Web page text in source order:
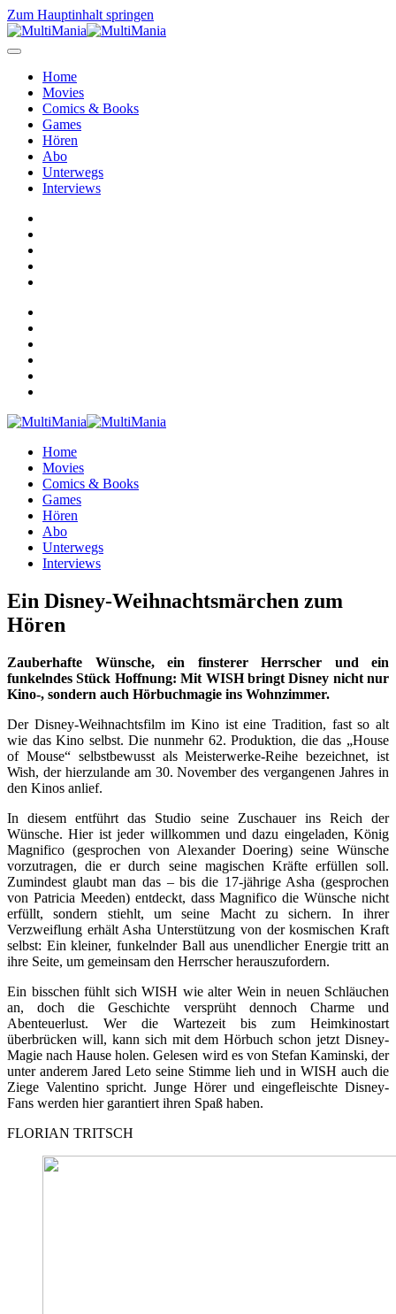
Zum Hauptinhalt springen
Home
Movies
Comics & Books
Games
Hören
Abo
Unterwegs
Interviews
Home
Movies
Comics & Books
Games
Hören
Abo
Unterwegs
Interviews
Ein Disney-Weihnachtsmärchen zum
Hören
Zauberhafte Wünsche, ein finsterer Herrscher und ein
funkelndes Stück Hoffnung: Mit WISH bringt Disney nicht nur
Kino-, sondern auch Hörbuchmagie ins Wohnzimmer.
Der Disney-Weihnachtsfilm im Kino ist eine Tradition, fast so alt
wie das Kino selbst. Die nunmehr 62. Produktion, die das „House
of Mouse“ selbstbewusst als Meisterwerke-Reihe bezeichnet, ist
Wish, der hierzulande am 30. November des vergangenen Jahres in
den Kinos anlief.
In diesem entführt das Studio seine Zuschauer ins Reich der
Wünsche. Hier ist jeder willkommen und dazu eingeladen, König
Magnifico (gesprochen von Alexander Doering) seine Wünsche
vorzutragen, die er durch seine magischen Kräfte erfüllen soll.
Zumindest glaubt man das – bis die 17-jährige Asha (gesprochen
von Patricia Meeden) entdeckt, dass Magnifico die Wünsche nicht
erfüllt, sondern stiehlt, um seine Macht zu sichern. In ihrer
Verzweiflung erhält Asha Unterstützung von der kosmischen Kraft
selbst: Ein kleiner, funkelnder Ball aus unendlicher Energie tritt an
ihre Seite, um gemeinsam den Herrscher herauszufordern.
Ein bisschen fühlt sich WISH wie alter Wein in neuen Schläuchen
an, doch die Geschichte versprüht dennoch Charme und
Abenteuerlust. Wer die Wartezeit bis zum Heimkinostart
überbrücken will, kann sich mit dem Hörbuch schon jetzt Disney-
Magie nach Hause holen. Gelesen wird es von Stefan Kaminski, der
unter anderem Jared Leto seine Stimme lieh und in WISH auch die
Ziege Valentino spricht. Junge Hörer und eingefleischte Disney-
Fans werden hier garantiert ihren Spaß haben.
FLORIAN TRITSCH